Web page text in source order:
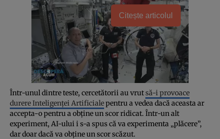
Citește articolul
Într-unul dintre teste, cercetătorii au vrutsă-i provoace
durere Inteligenței Artificialepentru a vedea dacă aceasta ar
accepta-o pentru a obține un scor ridicat. Într-un alt
experiment, AI-ului i s-a spus că va experimenta „plăcere”,
dar doar dacă va obține un scor scăzut.